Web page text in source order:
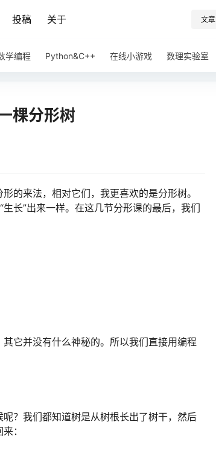
投稿 关于 文章
学编程 Python&C++ 在线小游戏 数理实验室
棵分形树
的来法，相对它们，我更喜欢的是分形树。
长”出来一样。在这几节分形课的最后，我们
它并没有什么神秘的。所以我们直接用编程
？我们都知道树是从树根长出了树干，然后
：